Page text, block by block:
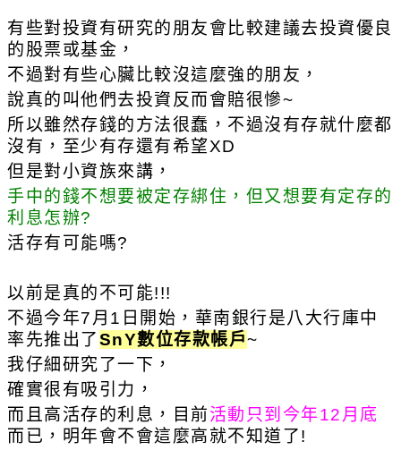
有些對投資有研究的朋友會比較建議去投資優良
的股票或基金，
不過對有些心臟比較沒這麼強的朋友，
說真的叫他們去投資反而會賠很慘~
所以雖然存錢的方法很蠢，不過沒有存就什麼都
沒有，至少有存還有希望XD
但是對小資族來講，
手中的錢不想要被定存綁住，但又想要有定存的
利息怎辦?
活存有可能嗎?
以前是真的不可能!!!
不過今年7月1日開始，華南銀行是八大行庫中
率先推出了SnY數位存款帳戶~
我仔細研究了一下，
確實很有吸引力，
而且高活存的利息，目前活動只到今年12月底
而已，明年會不會這麼高就不知道了!